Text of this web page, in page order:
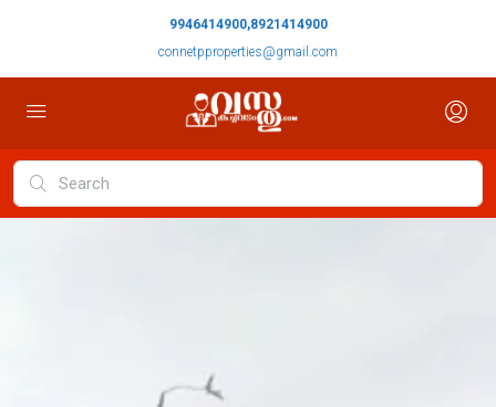
9946414900,8921414900
connetpproperties@gmail.com